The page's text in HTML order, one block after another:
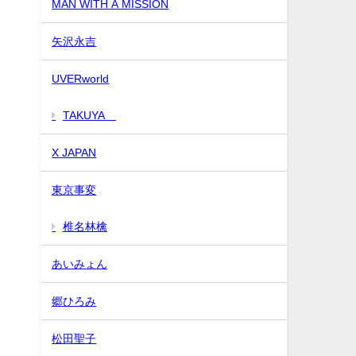
MAN WITH A MISSION
矢沢永吉
UVERworld
TAKUYA∞
X JAPAN
東京事変
椎名林檎
あいみょん
郷ひろみ
松田聖子